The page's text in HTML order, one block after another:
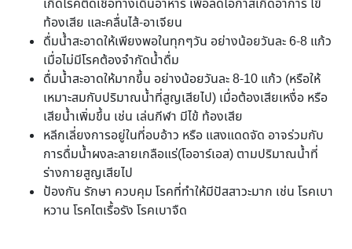
เกิดโรคติดเชื้อทางเดินอาหาร เพื่อลดโอกาสเกิดอาการ ไข้
ท้องเสีย และคลื่นไส้-อาเจียน
ดื่มน้ำสะอาดให้เพียงพอในทุกๆวัน อย่างน้อยวันละ 6-8 แก้ว
เมื่อไม่มีโรคต้องจำกัดน้ำดื่ม
ดื่มน้ำสะอาดให้มากขึ้น อย่างน้อยวันละ 8-10 แก้ว (หรือให้
เหมาะสมกับปริมาณน้ำที่สูญเสียไป) เมื่อต้องเสียเหงื่อ หรือ
เสียน้ำเพิ่มขึ้น เช่น เล่นกีฬา มีไข้ ท้องเสีย
หลีกเลี่ยงการอยู่ในที่อบอ้าว หรือ แสงแดดจัด อาจร่วมกับ
การดื่มน้ำผงละลายเกลือแร่(โออาร์เอส) ตามปริมาณน้ำที่
ร่างกายสูญเสียไป
ป้องกัน รักษา ควบคุม โรคที่ทำให้มีปัสสาวะมาก เช่น โรคเบา
หวาน โรคไตเรื้อรัง โรคเบาจืด